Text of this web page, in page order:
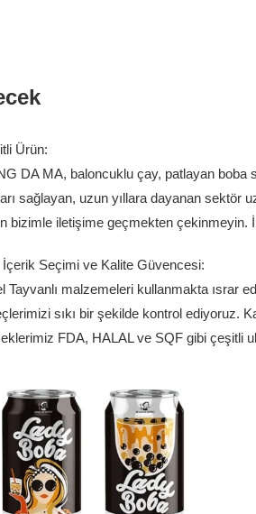
Ürün:
DA MA, baloncuklu çay, patlayan
sağlayan, uzun yıllara dayanan sektör
bizimle iletişime geçmekten çekinmeyin.
İçerik Seçimi ve Kalite Güvencesi:
Tayvanlı malzemeleri kullanmakta ısrar
sıkı bir şekilde kontrol ediyoruz.
FDA, HALAL ve SQF gibi çeşitli